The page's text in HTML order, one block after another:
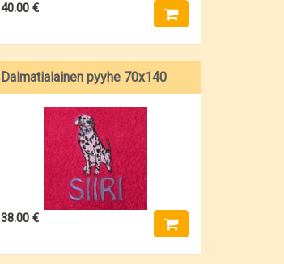
40.00 €
Dalmatialainen pyyhe 70x140
38.00 €